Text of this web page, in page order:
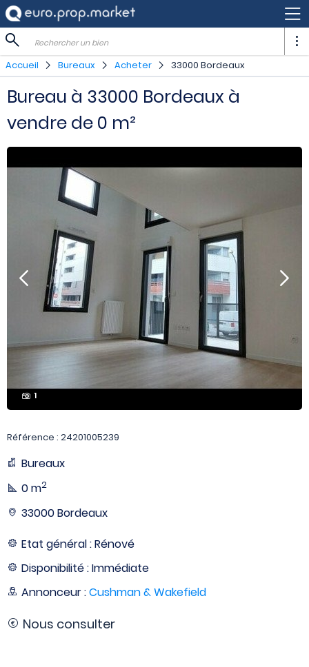
Rechercher un bien
Accueil Bureaux Acheter 33000 Bordeaux
Bureau à 33000 Bordeaux à
vendre de 0 m²
1
Référence : 24201005239
Bureaux
0 m2
33000 Bordeaux
Etat général : Rénové
Disponibilité : Immédiate
Annonceur :Cushman & Wakefield
Nous consulter